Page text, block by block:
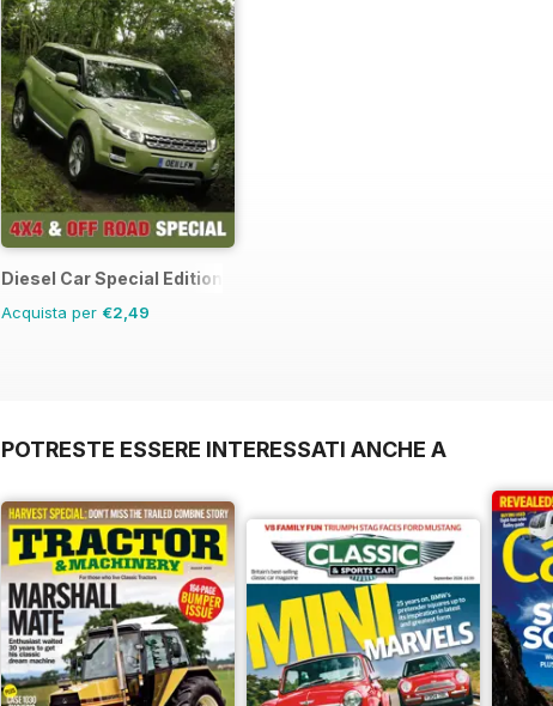
Diesel Car Special Editions
Acquista per €2,49
POTRESTE ESSERE INTERESSATI ANCHE A